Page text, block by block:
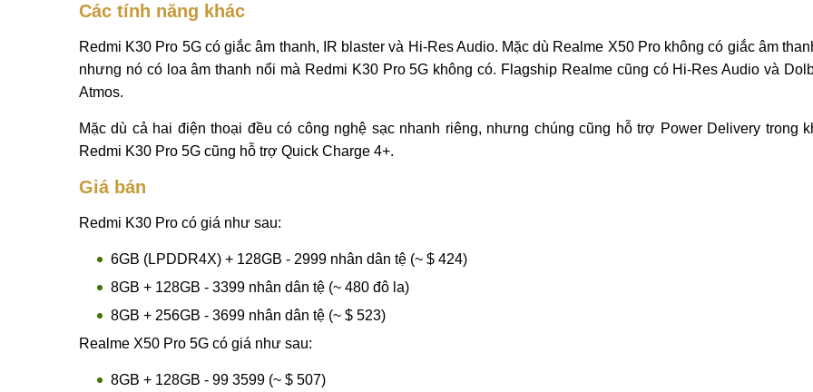
Các tính năng khác
Redmi K30 Pro 5G có giắc âm thanh, IR blaster và Hi-Res Audio. Mặc dù Realme X50 Pro không có giắc âm
nhưng nó có loa âm thanh nổi mà Redmi K30 Pro 5G không có. Flagship Realme cũng có Hi-Res Audio và
Atmos.
Mặc dù cả hai điện thoại đều có công nghệ sạc nhanh riêng, nhưng chúng cũng hỗ trợ Power Delivery trong
Redmi K30 Pro 5G cũng hỗ trợ Quick Charge 4+.
Giá bán
Redmi K30 Pro có giá như sau:
6GB (LPDDR4X) + 128GB - 2999 nhân dân tệ (~ $ 424)
8GB + 128GB - 3399 nhân dân tệ (~ 480 đô la)
8GB + 256GB - 3699 nhân dân tệ (~ $ 523)
Realme X50 Pro 5G có giá như sau:
8GB + 128GB - 99 3599 (~ $ 507)